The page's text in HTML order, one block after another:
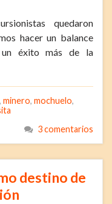
quedaron
hacer un balance
éxito más de la
, minero, mochuelo,
3 comentarios
destino de